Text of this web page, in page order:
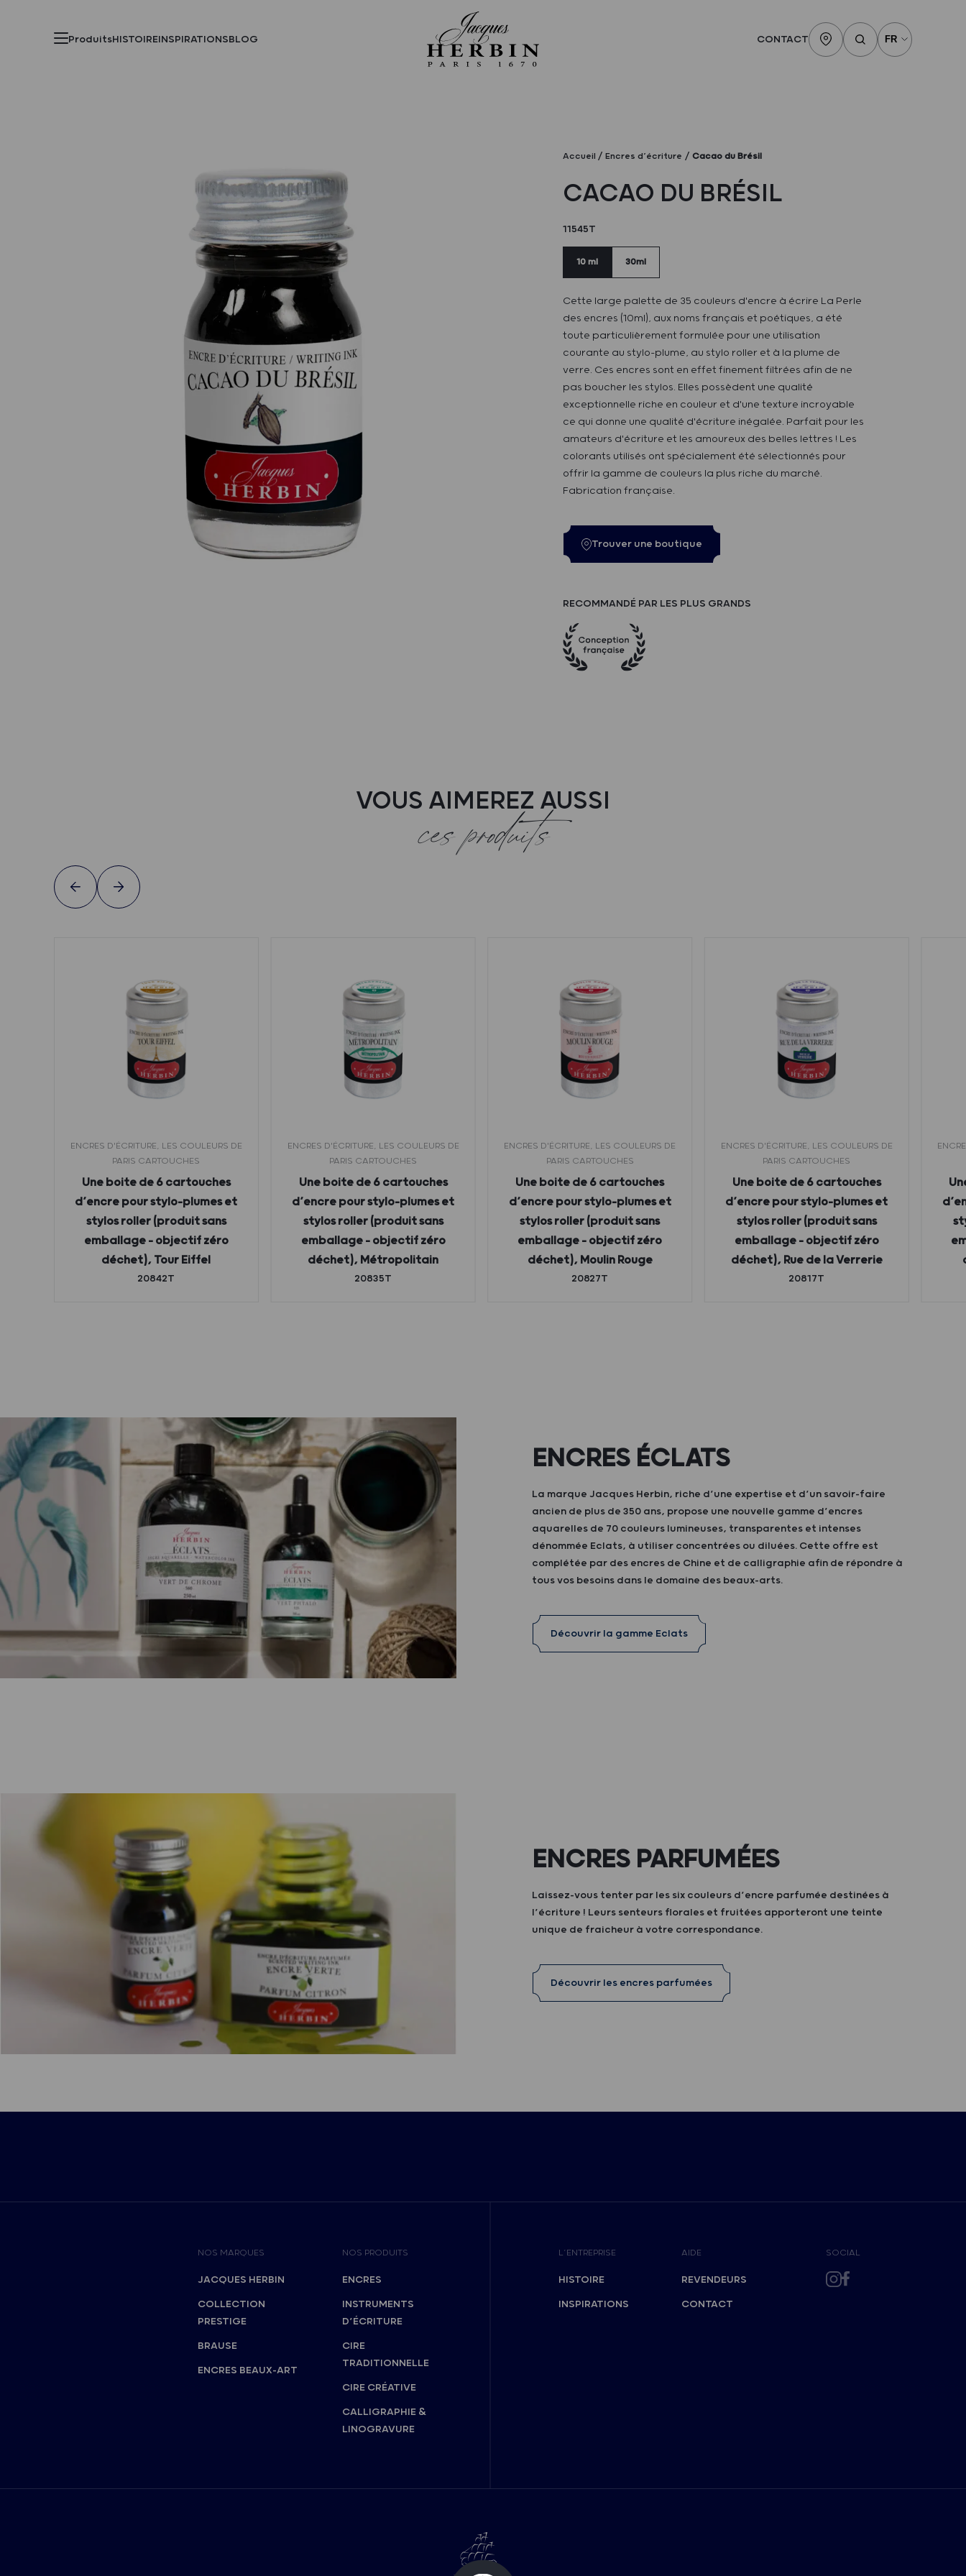
ProduitsHISTOIREINSPIRATIONSBLOG CONTACT
Accueil Encres d’écriture Cacao du Brésil
CACAO DU BRÉSIL
11545T
10 ml 30ml
Cette large palette de 35 couleurs d'encre à écrire La Perle
des encres (10ml), aux noms français et poétiques, a été
toute particulièrement formulée pour une utilisation
courante au stylo-plume, au stylo roller et à la plume de
verre. Ces encres sont en effet finement filtrées afin de ne
pas boucher les stylos. Elles possèdent une qualité
exceptionnelle riche en couleur et d'une texture incroyable
ce qui donne une qualité d'écriture inégalée. Parfait pour les
amateurs d'écriture et les amoureux des belles lettres ! Les
colorants utilisés ont spécialement été sélectionnés pour
offrir la gamme de couleurs la plus riche du marché.
Fabrication française.
Trouver une boutique
RECOMMANDÉ PAR LES PLUS GRANDS
VOUS AIMEREZ AUSSI
ces produits
ENCRES D'ÉCRITURE, LES COULEURS DE
PARIS CARTOUCHES
Une boite de 6 cartouches
d’encre pour stylo-plumes et
stylos roller (produit sans
emballage – objectif zéro
déchet), Tour Eiffel
20842T
ENCRES D'ÉCRITURE, LES COULEURS DE
PARIS CARTOUCHES
Une boite de 6 cartouches
d’encre pour stylo-plumes et
stylos roller (produit sans
emballage – objectif zéro
déchet), Métropolitain
20835T
ENCRES D'ÉCRITURE, LES COULEURS DE
PARIS CARTOUCHES
Une boite de 6 cartouches
d’encre pour stylo-plumes et
stylos roller (produit sans
emballage – objectif zéro
déchet), Moulin Rouge
20827T
ENCRES D'ÉCRITURE, LES COULEURS DE
PARIS CARTOUCHES
Une boite de 6 cartouches
d’encre pour stylo-plumes et
stylos roller (produit sans
emballage – objectif zéro
déchet), Rue de la Verrerie
20817T
ENCRES ÉCLATS
La marque Jacques Herbin, riche d’une expertise et d’un savoir-faire
ancien de plus de 350 ans, propose une nouvelle gamme d’encres
aquarelles de 70 couleurs lumineuses, transparentes et intenses
dénommée Eclats, à utiliser concentrées ou diluées. Cette offre est
complétée par des encres de Chine et de calligraphie afin de répondre à
tous vos besoins dans le domaine des beaux-arts.
Découvrir la gamme Eclats
ENCRES PARFUMÉES
Laissez-vous tenter par les six couleurs d’encre parfumée destinées à
l’écriture ! Leurs senteurs florales et fruitées apporteront une teinte
unique de fraicheur à votre correspondance.
Découvrir les encres parfumées
NOS MARQUES
JACQUES HERBIN
COLLECTION
PRESTIGE
BRAUSE
ENCRES BEAUX-ART
NOS PRODUITS
ENCRES
INSTRUMENTS
D’ÉCRITURE
CIRE
TRADITIONNELLE
CIRE CRÉATIVE
CALLIGRAPHIE &
LINOGRAVURE
L’ENTREPRISE
HISTOIRE
INSPIRATIONS
AIDE
REVENDEURS
CONTACT
SOCIAL